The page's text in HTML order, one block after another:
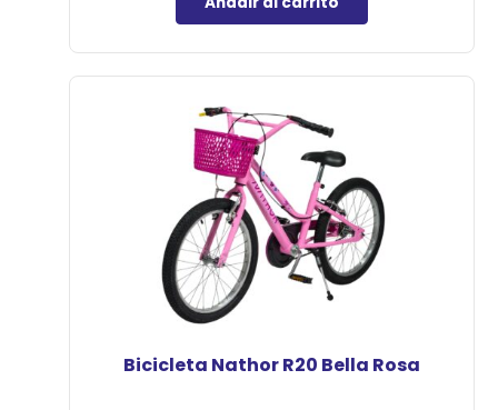
Bicicleta Nathor R20 Bella Rosa